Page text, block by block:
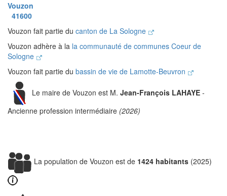
Vouzon
41600
Vouzon fait partie du canton de La Sologne
Vouzon adhère à la la communauté de communes Coeur de
Sologne
Vouzon fait partie du bassin de vie de Lamotte-Beuvron
Le maire de Vouzon est M. Jean-François LAHAYE -
Ancienne profession intermédiaire (2026)
La population de Vouzon est de 1424 habitants (2025)